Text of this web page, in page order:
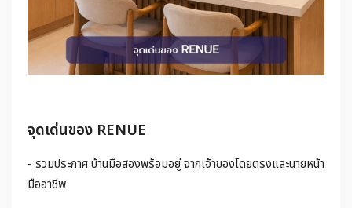
จุดเด่นของ RENUE
- รวมประกาศ บ้านมือสองพร้อมอยู่ จากเจ้าของโดยตรงและนายหน้า
มืออาชีพ